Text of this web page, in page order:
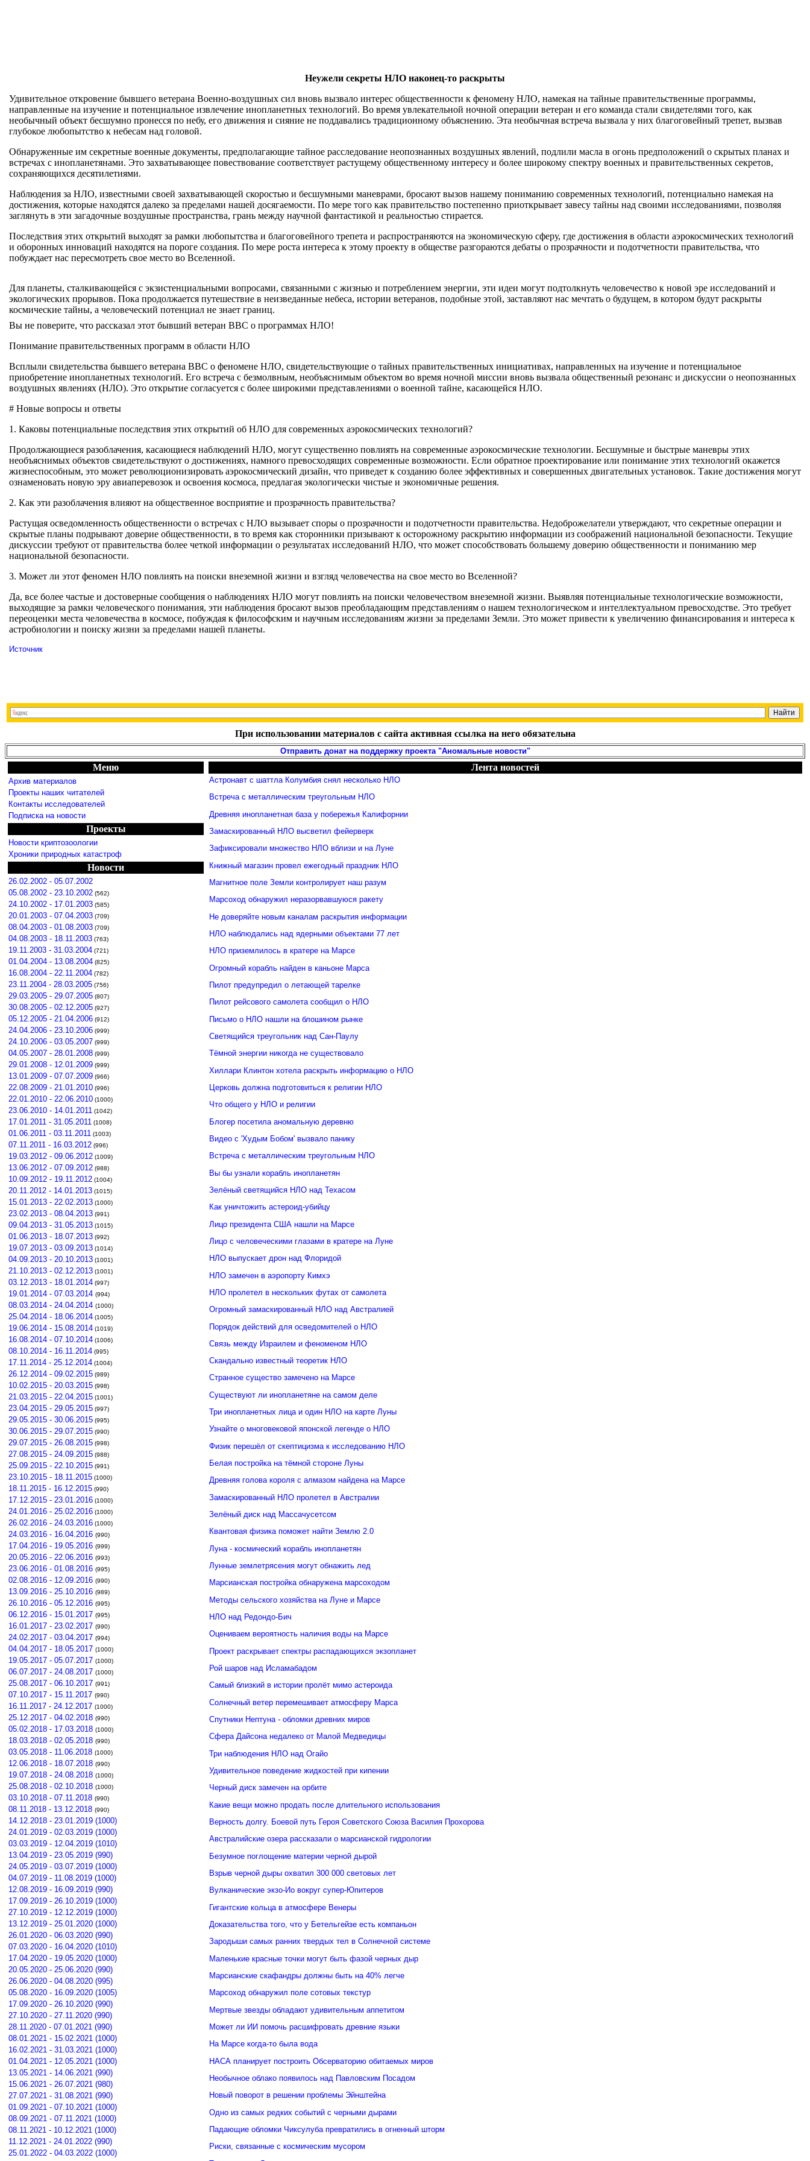
Неужели секреты НЛО наконец-то раскрыты
Удивительное откровение бывшего ветерана Военно-воздушных сил вновь вызвало интерес общественности к феномену НЛО, намекая на тайные правительственные программы,
направленные на изучение и потенциальное извлечение инопланетных технологий. Во время увлекательной ночной операции ветеран и его команда стали свидетелями того, как
необычный объект бесшумно пронесся по небу, его движения и сияние не поддавались традиционному объяснению. Эта необычная встреча вызвала у них благоговейный трепет, вызвав
глубокое любопытство к небесам над головой.
Обнаруженные им секретные военные документы, предполагающие тайное расследование неопознанных воздушных явлений, подлили масла в огонь предположений о скрытых планах и
встречах с инопланетянами. Это захватывающее повествование соответствует растущему общественному интересу и более широкому спектру военных и правительственных секретов,
сохраняющихся десятилетиями.
Наблюдения за НЛО, известными своей захватывающей скоростью и бесшумными маневрами, бросают вызов нашему пониманию современных технологий, потенциально намекая на
достижения, которые находятся далеко за пределами нашей досягаемости. По мере того как правительство постепенно приоткрывает завесу тайны над своими исследованиями, позволяя
заглянуть в эти загадочные воздушные пространства, грань между научной фантастикой и реальностью стирается.
Последствия этих открытий выходят за рамки любопытства и благоговейного трепета и распространяются на экономическую сферу, где достижения в области аэрокосмических технологий
и оборонных инноваций находятся на пороге создания. По мере роста интереса к этому проекту в обществе разгораются дебаты о прозрачности и подотчетности правительства, что
побуждает нас пересмотреть свое место во Вселенной.
Для планеты, сталкивающейся с экзистенциальными вопросами, связанными с жизнью и потреблением энергии, эти идеи могут подтолкнуть человечество к новой эре исследований и
экологических прорывов. Пока продолжается путешествие в неизведанные небеса, истории ветеранов, подобные этой, заставляют нас мечтать о будущем, в котором будут раскрыты
космические тайны, а человеческий потенциал не знает границ.
Вы не поверите, что рассказал этот бывший ветеран ВВС о программах НЛО!
Понимание правительственных программ в области НЛО
Всплыли свидетельства бывшего ветерана ВВС о феномене НЛО, свидетельствующие о тайных правительственных инициативах, направленных на изучение и потенциальное
приобретение инопланетных технологий. Его встреча с безмолвным, необъяснимым объектом во время ночной миссии вновь вызвала общественный резонанс и дискуссии о неопознанных
воздушных явлениях (НЛО). Это открытие согласуется с более широкими представлениями о военной тайне, касающейся НЛО.
# Новые вопросы и ответы
1. Каковы потенциальные последствия этих открытий об НЛО для современных аэрокосмических технологий?
Продолжающиеся разоблачения, касающиеся наблюдений НЛО, могут существенно повлиять на современные аэрокосмические технологии. Бесшумные и быстрые маневры этих
необъяснимых объектов свидетельствуют о достижениях, намного превосходящих современные возможности. Если обратное проектирование или понимание этих технологий окажется
жизнеспособным, это может революционизировать аэрокосмический дизайн, что приведет к созданию более эффективных и совершенных двигательных установок. Такие достижения могут
ознаменовать новую эру авиаперевозок и освоения космоса, предлагая экологически чистые и экономичные решения.
2. Как эти разоблачения влияют на общественное восприятие и прозрачность правительства?
Растущая осведомленность общественности о встречах с НЛО вызывает споры о прозрачности и подотчетности правительства. Недоброжелатели утверждают, что секретные операции и
скрытые планы подрывают доверие общественности, в то время как сторонники призывают к осторожному раскрытию информации из соображений национальной безопасности. Текущие
дискуссии требуют от правительства более четкой информации о результатах исследований НЛО, что может способствовать большему доверию общественности и пониманию мер
национальной безопасности.
3. Может ли этот феномен НЛО повлиять на поиски внеземной жизни и взгляд человечества на свое место во Вселенной?
Да, все более частые и достоверные сообщения о наблюдениях НЛО могут повлиять на поиски человечеством внеземной жизни. Выявляя потенциальные технологические возможности,
выходящие за рамки человеческого понимания, эти наблюдения бросают вызов преобладающим представлениям о нашем технологическом и интеллектуальном превосходстве. Это требует
переоценки места человечества в космосе, побуждая к философским и научным исследованиям жизни за пределами Земли. Это может привести к увеличению финансирования и интереса к
астробиологии и поиску жизни за пределами нашей планеты.
Источник
При использовании материалов с сайта активная ссылка на него обязательна
Отправить донат на поддержку проекта "Аномальные новости"
Меню
Архив материалов
Проекты наших читателей
Контакты исследователей
Подписка на новости
Проекты
Новости криптозоологии
Хроники природных катастроф
Новости
26.02.2002 - 05.07.2002
05.08.2002 - 23.10.2002 (562)
24.10.2002 - 17.01.2003 (585)
20.01.2003 - 07.04.2003 (709)
08.04.2003 - 01.08.2003 (709)
04.08.2003 - 18.11.2003 (763)
19.11.2003 - 31.03.2004 (721)
01.04.2004 - 13.08.2004 (825)
16.08.2004 - 22.11.2004 (782)
23.11.2004 - 28.03.2005 (756)
29.03.2005 - 29.07.2005 (807)
30.08.2005 - 02.12.2005 (927)
05.12.2005 - 21.04.2006 (912)
24.04.2006 - 23.10.2006 (999)
24.10.2006 - 03.05.2007 (999)
04.05.2007 - 28.01.2008 (999)
29.01.2008 - 12.01.2009 (999)
13.01.2009 - 07.07.2009 (966)
22.08.2009 - 21.01.2010 (996)
22.01.2010 - 22.06.2010 (1000)
23.06.2010 - 14.01.2011 (1042)
17.01.2011 - 31.05.2011 (1008)
01.06.2011 - 03.11.2011 (1003)
07.11.2011 - 16.03.2012 (996)
19.03.2012 - 09.06.2012 (1009)
13.06.2012 - 07.09.2012 (988)
10.09.2012 - 19.11.2012 (1004)
20.11.2012 - 14.01.2013 (1015)
15.01.2013 - 22.02.2013 (1000)
23.02.2013 - 08.04.2013 (991)
09.04.2013 - 31.05.2013 (1015)
01.06.2013 - 18.07.2013 (992)
19.07.2013 - 03.09.2013 (1014)
04.09.2013 - 20.10.2013 (1001)
21.10.2013 - 02.12.2013 (1001)
03.12.2013 - 18.01.2014 (997)
19.01.2014 - 07.03.2014 (994)
08.03.2014 - 24.04.2014 (1000)
25.04.2014 - 18.06.2014 (1005)
19.06.2014 - 15.08.2014 (1019)
16.08.2014 - 07.10.2014 (1006)
08.10.2014 - 16.11.2014 (995)
17.11.2014 - 25.12.2014 (1004)
26.12.2014 - 09.02.2015 (989)
10.02.2015 - 20.03.2015 (998)
21.03.2015 - 22.04.2015 (1001)
23.04.2015 - 29.05.2015 (997)
29.05.2015 - 30.06.2015 (995)
30.06.2015 - 29.07.2015 (990)
29.07.2015 - 26.08.2015 (998)
27.08.2015 - 24.09.2015 (988)
25.09.2015 - 22.10.2015 (991)
23.10.2015 - 18.11.2015 (1000)
18.11.2015 - 16.12.2015 (990)
17.12.2015 - 23.01.2016 (1000)
24.01.2016 - 25.02.2016 (1000)
26.02.2016 - 24.03.2016 (1000)
24.03.2016 - 16.04.2016 (990)
17.04.2016 - 19.05.2016 (999)
20.05.2016 - 22.06.2016 (993)
23.06.2016 - 01.08.2016 (995)
02.08.2016 - 12.09.2016 (990)
13.09.2016 - 25.10.2016 (989)
26.10.2016 - 05.12.2016 (995)
06.12.2016 - 15.01.2017 (995)
16.01.2017 - 23.02.2017 (990)
24.02.2017 - 03.04.2017 (994)
04.04.2017 - 18.05.2017 (1000)
19.05.2017 - 05.07.2017 (1000)
06.07.2017 - 24.08.2017 (1000)
25.08.2017 - 06.10.2017 (991)
07.10.2017 - 15.11.2017 (990)
16.11.2017 - 24.12.2017 (1000)
25.12.2017 - 04.02.2018 (990)
05.02.2018 - 17.03.2018 (1000)
18.03.2018 - 02.05.2018 (990)
03.05.2018 - 11.06.2018 (1000)
12.06.2018 - 18.07.2018 (990)
19.07.2018 - 24.08.2018 (1000)
25.08.2018 - 02.10.2018 (1000)
03.10.2018 - 07.11.2018 (990)
08.11.2018 - 13.12.2018 (990)
14.12.2018 - 23.01.2019 (1000)
24.01.2019 - 02.03.2019 (1000)
03.03.2019 - 12.04.2019 (1010)
13.04.2019 - 23.05.2019 (990)
24.05.2019 - 03.07.2019 (1000)
04.07.2019 - 11.08.2019 (1000)
12.08.2019 - 16.09.2019 (990)
17.09.2019 - 26.10.2019 (1000)
27.10.2019 - 12.12.2019 (1000)
13.12.2019 - 25.01.2020 (1000)
26.01.2020 - 06.03.2020 (990)
07.03.2020 - 16.04.2020 (1010)
17.04.2020 - 19.05.2020 (1000)
20.05.2020 - 25.06.2020 (990)
26.06.2020 - 04.08.2020 (995)
05.08.2020 - 16.09.2020 (1005)
17.09.2020 - 26.10.2020 (990)
27.10.2020 - 27.11.2020 (990)
28.11.2020 - 07.01.2021 (990)
08.01.2021 - 15.02.2021 (1000)
16.02.2021 - 31.03.2021 (1000)
01.04.2021 - 12.05.2021 (1000)
13.05.2021 - 14.06.2021 (990)
15.06.2021 - 26.07.2021 (980)
27.07.2021 - 31.08.2021 (990)
01.09.2021 - 07.10.2021 (1000)
08.09.2021 - 07.11.2021 (1000)
08.11.2021 - 10.12.2021 (1000)
11.12.2021 - 24.01.2022 (990)
25.01.2022 - 04.03.2022 (1000)
Лента новостей
Астронавт с шаттла Колумбия снял несколько НЛО
Встреча с металлическим треугольным НЛО
Древняя инопланетная база у побережья Калифорнии
Замаскированный НЛО высветил фейерверк
Зафиксировали множество НЛО вблизи и на Луне
Книжный магазин провел ежегодный праздник НЛО
Магнитное поле Земли контролирует наш разум
Марсоход обнаружил неразорвавшуюся ракету
Не доверяйте новым каналам раскрытия информации
НЛО наблюдались над ядерными объектами 77 лет
НЛО приземлилось в кратере на Марсе
Огромный корабль найден в каньоне Марса
Пилот предупредил о летающей тарелке
Пилот рейсового самолета сообщил о НЛО
Письмо о НЛО нашли на блошином рынке
Светящийся треугольник над Сан-Паулу
Тёмной энергии никогда не существовало
Хиллари Клинтон хотела раскрыть информацию о НЛО
Церковь должна подготовиться к религии НЛО
Что общего у НЛО и религии
Блогер посетила аномальную деревню
Видео с 'Худым Бобом' вызвало панику
Встреча с металлическим треугольным НЛО
Вы бы узнали корабль инопланетян
Зелёный светящийся НЛО над Техасом
Как уничтожить астероид-убийцу
Лицо президента США нашли на Марсе
Лицо с человеческими глазами в кратере на Луне
НЛО выпускает дрон над Флоридой
НЛО замечен в аэропорту Кимхэ
НЛО пролетел в нескольких футах от самолета
Огромный замаскированный НЛО над Австралией
Порядок действий для осведомителей о НЛО
Связь между Израилем и феноменом НЛО
Скандально известный теоретик НЛО
Странное существо замечено на Марсе
Существуют ли инопланетяне на самом деле
Три инопланетных лица и один НЛО на карте Луны
Узнайте о многовековой японской легенде о НЛО
Физик перешёл от скептицизма к исследованию НЛО
Белая постройка на тёмной стороне Луны
Древняя голова короля с алмазом найдена на Марсе
Замаскированный НЛО пролетел в Австралии
Зелёный диск над Массачусетсом
Квантовая физика поможет найти Землю 2.0
Луна - космический корабль инопланетян
Лунные землетрясения могут обнажить лед
Марсианская постройка обнаружена марсоходом
Методы сельского хозяйства на Луне и Марсе
НЛО над Редондо-Бич
Оцениваем вероятность наличия воды на Марсе
Проект раскрывает спектры распадающихся экзопланет
Рой шаров над Исламабадом
Самый близкий в истории пролёт мимо астероида
Солнечный ветер перемешивает атмосферу Марса
Спутники Нептуна - обломки древних миров
Сфера Дайсона недалеко от Малой Медведицы
Три наблюдения НЛО над Огайо
Удивительное поведение жидкостей при кипении
Черный диск замечен на орбите
Какие вещи можно продать после длительного использования
Верность долгу. Боевой путь Героя Советского Союза Василия Прохорова
Австралийские озера рассказали о марсианской гидрологии
Безумное поглощение материи черной дырой
Взрыв черной дыры охватил 300 000 световых лет
Вулканические экзо-Ио вокруг супер-Юпитеров
Гигантские кольца в атмосфере Венеры
Доказательства того, что у Бетельгейзе есть компаньон
Зародыши самых ранних твердых тел в Солнечной системе
Маленькие красные точки могут быть фазой черных дыр
Марсианские скафандры должны быть на 40% легче
Марсоход обнаружил поле сотовых текстур
Мертвые звезды обладают удивительным аппетитом
Может ли ИИ помочь расшифровать древние языки
На Марсе когда-то была вода
НАСА планирует построить Обсерваторию обитаемых миров
Необычное облако появилось над Павловским Посадом
Новый поворот в решении проблемы Эйнштейна
Одно из самых редких событий с черными дырами
Падающие обломки Чиксулуба превратились в огненный шторм
Риски, связанные с космическим мусором